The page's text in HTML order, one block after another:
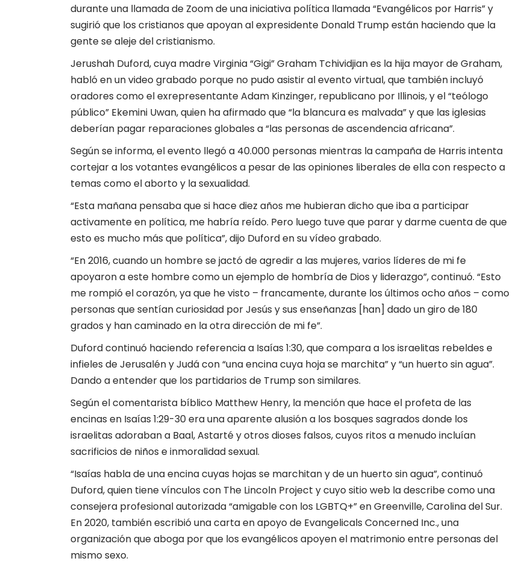
durante una llamada de Zoom de una iniciativa política llamada “Evangélicos por Harris” y
sugirió que los cristianos que apoyan al expresidente Donald Trump están haciendo que la
gente se aleje del cristianismo.
Jerushah Duford, cuya madre Virginia “Gigi” Graham Tchividjian es la hija mayor de Graham,
habló en un video grabado porque no pudo asistir al evento virtual, que también incluyó
oradores como el exrepresentante Adam Kinzinger, republicano por Illinois, y el “teólogo
público” Ekemini Uwan, quien ha afirmado que “la blancura es malvada” y que las iglesias
deberían pagar reparaciones globales a “las personas de ascendencia africana”.
Según se informa, el evento llegó a 40.000 personas mientras la campaña de Harris intenta
cortejar a los votantes evangélicos a pesar de las opiniones liberales de ella con respecto a
temas como el aborto y la sexualidad.
“Esta mañana pensaba que si hace diez años me hubieran dicho que iba a participar
activamente en política, me habría reído. Pero luego tuve que parar y darme cuenta de que
esto es mucho más que política”, dijo Duford en su vídeo grabado.
“En 2016, cuando un hombre se jactó de agredir a las mujeres, varios líderes de mi fe
apoyaron a este hombre como un ejemplo de hombría de Dios y liderazgo”, continuó. “Esto
me rompió el corazón, ya que he visto – francamente, durante los últimos ocho años – como
personas que sentían curiosidad por Jesús y sus enseñanzas [han] dado un giro de 180
grados y han caminado en la otra dirección de mi fe”.
Duford continuó haciendo referencia a Isaías 1:30, que compara a los israelitas rebeldes e
infieles de Jerusalén y Judá con “una encina cuya hoja se marchita” y “un huerto sin agua”.
Dando a entender que los partidarios de Trump son similares.
Según el comentarista bíblico Matthew Henry, la mención que hace el profeta de las
encinas en Isaías 1:29-30 era una aparente alusión a los bosques sagrados donde los
israelitas adoraban a Baal, Astarté y otros dioses falsos, cuyos ritos a menudo incluían
sacrificios de niños e inmoralidad sexual.
“Isaías habla de una encina cuyas hojas se marchitan y de un huerto sin agua”, continuó
Duford, quien tiene vínculos con The Lincoln Project y cuyo sitio web la describe como una
consejera profesional autorizada “amigable con los LGBTQ+” en Greenville, Carolina del Sur.
En 2020, también escribió una carta en apoyo de Evangelicals Concerned Inc., una
organización que aboga por que los evangélicos apoyen el matrimonio entre personas del
mismo sexo.